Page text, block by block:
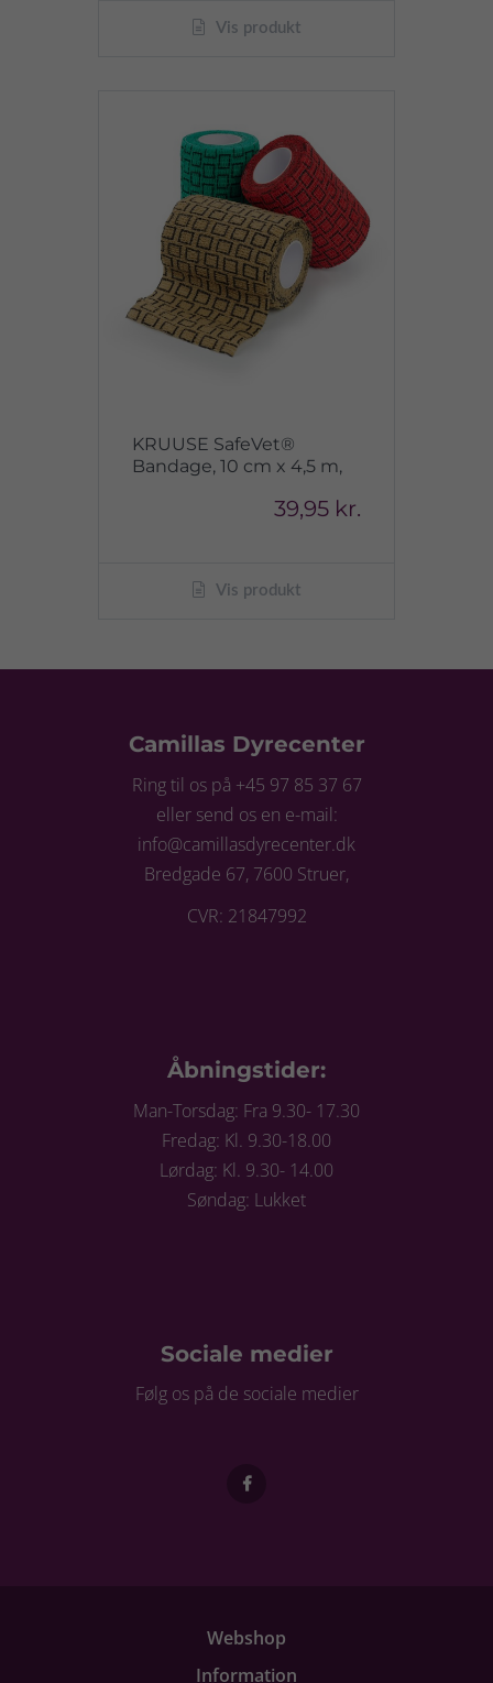
Vis produkt
KRUUSE SafeVet®
Bandage, 10 cm x 4,5 m,
39,95 kr.
Vis produkt
Camillas Dyrecenter
Ring til os på +45 97 85 37 67
eller send os en e-mail:
info@camillasdyrecenter.dk
Bredgade 67, 7600 Struer,
CVR: 21847992
Åbningstider:
Man-Torsdag: Fra 9.30- 17.30
Fredag: Kl. 9.30-18.00
Lørdag: Kl. 9.30- 14.00
Søndag: Lukket
Sociale medier
Følg os på de sociale medier
Webshop
Information